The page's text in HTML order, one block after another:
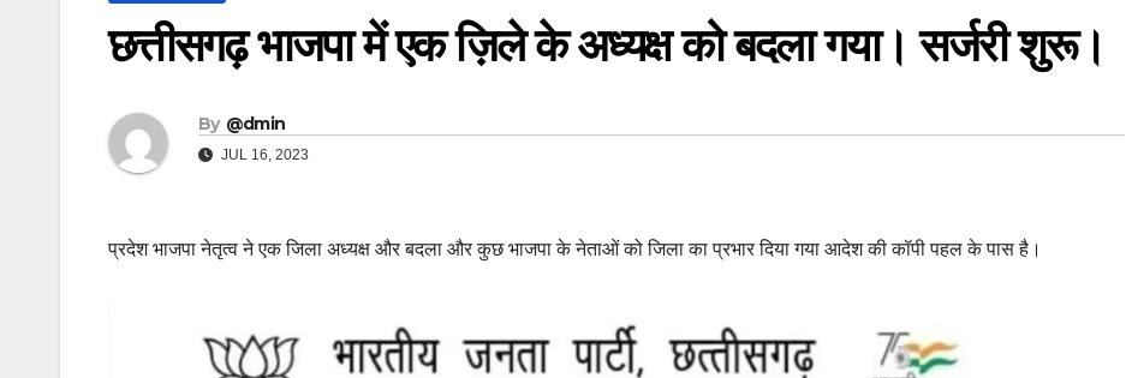
छत्तीसगढ़ भाजपा में एक ज़िले के अध्यक्ष को बदला गया। सर्जरी शुरू।
By @dmin
JUL 16, 2023
प्रदेश भाजपा नेतृत्व ने एक जिला अध्यक्ष और बदला और कुछ भाजपा के नेताओं को जिला का प्रभार दिया गया आदेश की कॉपी पहल के पास है।